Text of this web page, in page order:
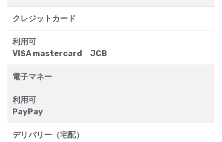
クレジットカード
利用可
VISA mastercard JCB
電子マネー
利用可
PayPay
デリバリー（宅配）